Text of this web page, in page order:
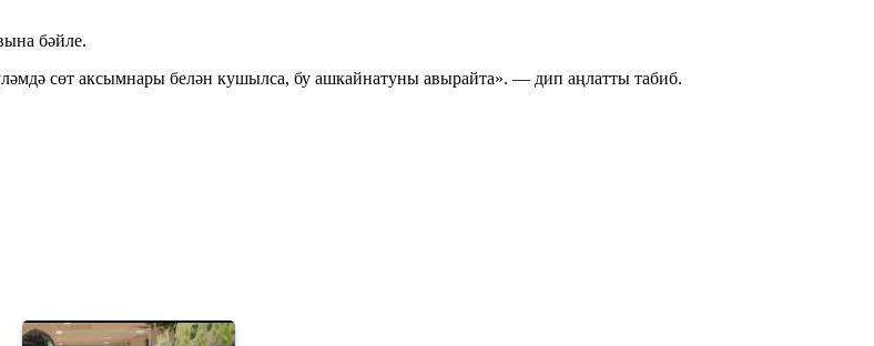
бәйле.
сөт аксымнары белән кушылса, бу ашкайнатуны авырайта». — дип аңлатты табиб.